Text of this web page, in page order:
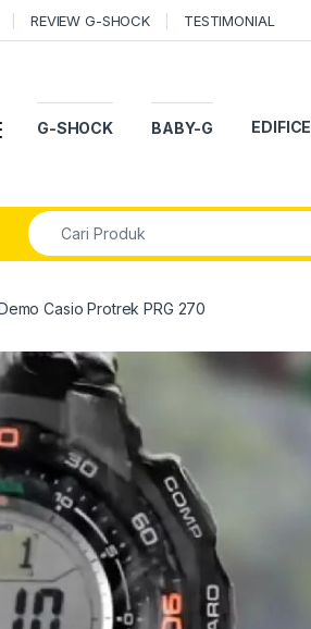
REVIEW G-SHOCK TESTIMONIAL
G-SHOCK BABY-G EDIFICE
Search for:
Casio Protrek PRG 270